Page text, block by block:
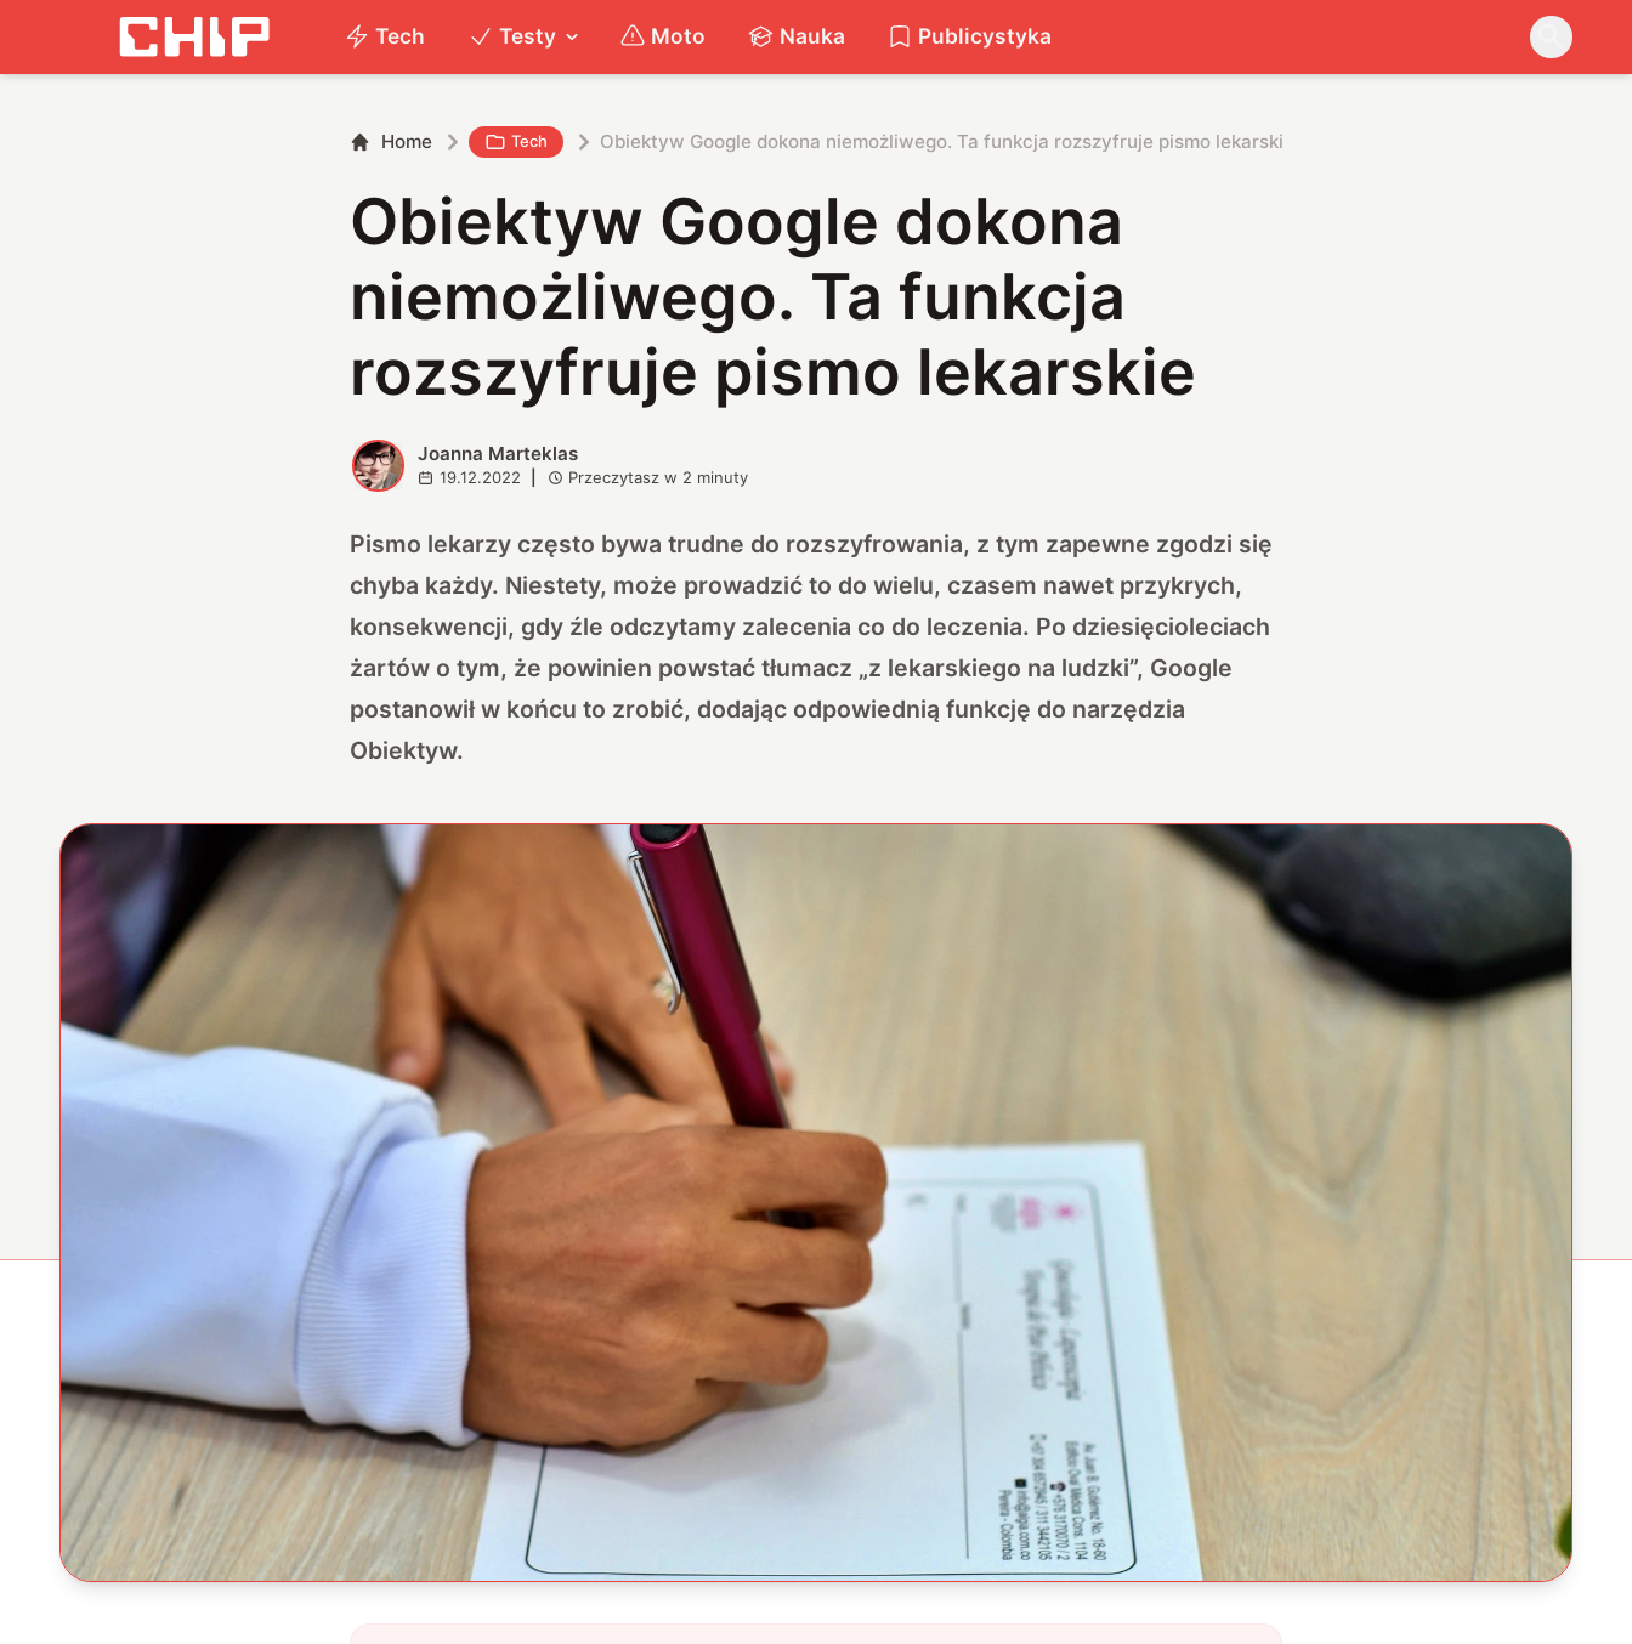
Tech Testy Moto Nauka Publicystyka
Home Tech Obiektyw Google dokona niemożliwego. Ta funkcja rozszyfruje pismo lekarskie
Obiektyw Google dokona
niemożliwego. Ta funkcja
rozszyfruje pismo lekarskie
J Joanna Marteklas
19.12.2022 Przeczytasz w 2 minuty
Pismo lekarzy często bywa trudne do rozszyfrowania, z tym zapewne zgodzi się
chyba każdy. Niestety, może prowadzić to do wielu, czasem nawet przykrych,
konsekwencji, gdy źle odczytamy zalecenia co do leczenia. Po dziesięcioleciach
żartów o tym, że powinien powstać tłumacz „z lekarskiego na ludzki”, Google
postanowił w końcu to zrobić, dodając odpowiednią funkcję do narzędzia
Obiektyw.